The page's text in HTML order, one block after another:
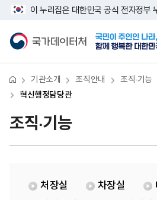
뛰
이 누리집은 대한민국 공식 전자정부
터
바
(새
기)
열
기관소개 조직안내 조직·기능
혁신행정담당관
조직·기능
처장실 차장실
관